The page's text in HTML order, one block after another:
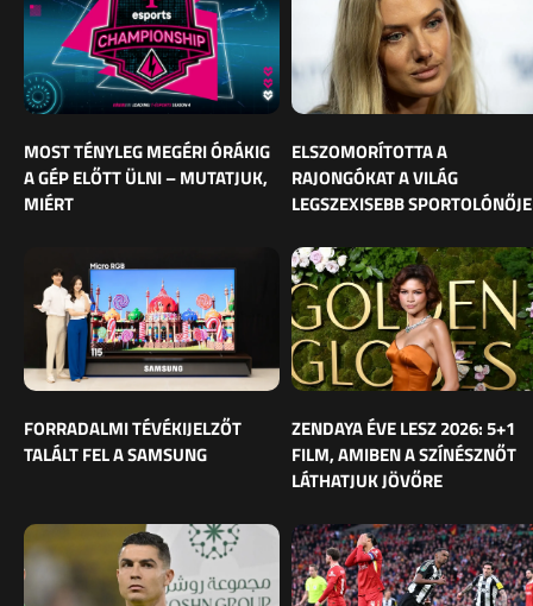
MOST TÉNYLEG MEGÉRI ÓRÁKIG
A GÉP ELŐTT ÜLNI – MUTATJUK,
MIÉRT
ELSZOMORÍTOTTA A
RAJONGÓKAT A VILÁG
LEGSZEXISEBB SPORTOLÓNŐJE
FORRADALMI TÉVÉKIJELZŐT
TALÁLT FEL A SAMSUNG
ZENDAYA ÉVE LESZ 2026: 5+1
FILM, AMIBEN A SZÍNÉSZNŐT
LÁTHATJUK JÖVŐRE